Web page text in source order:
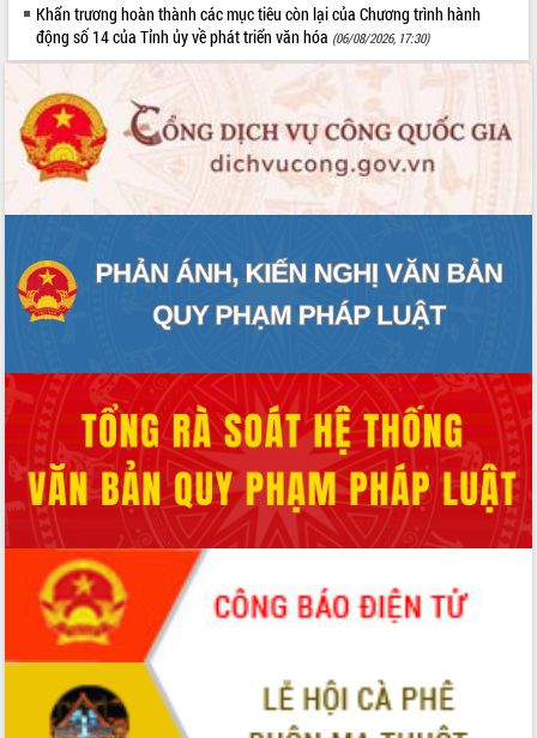
Khẩn trương hoàn thành các mục tiêu còn lại của Chương trình hành
động số 14 của Tỉnh ủy về phát triển văn hóa (06/08/2026, 17:30)